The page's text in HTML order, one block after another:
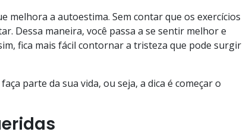
melhora a autoestima. Sem contar que os exercícios
Dessa maneira, você passa a se sentir melhor e
fica mais fácil contornar a tristeza que pode surgir
parte da sua vida, ou seja, a dica é começar o